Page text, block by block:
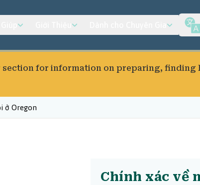
section for information on preparing, finding
ở Oregon
Chính xác về